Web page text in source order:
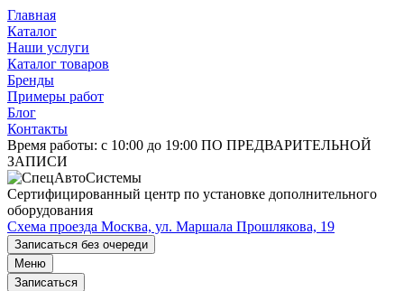
Главная
Каталог
Наши услуги
Каталог товаров
Бренды
Примеры работ
Блог
Контакты
Время работы: с 10:00 до 19:00 ПО ПРЕДВАРИТЕЛЬНОЙ
ЗАПИСИ
Сертифицированный центр по установке дополнительного
оборудования
Схема проезда Москва, ул. Маршала Прошлякова, 19
Записаться без очереди
Меню
Записаться